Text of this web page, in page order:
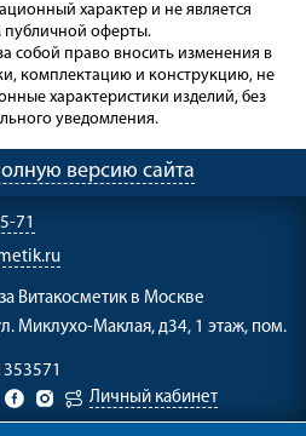
характер и не является
публичной оферты.
собой право вносить изменения в
комплектацию и конструкцию, не
характеристики изделий, без
уведомления.
версию сайта
71
Витакосметик в Москве
Миклухо-Маклая, д34, 1 этаж, пом.
Личный кабинет